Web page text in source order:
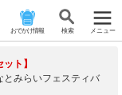
おでかけ情報 検 索 メニュー
ト】
とみらいフェスティバ